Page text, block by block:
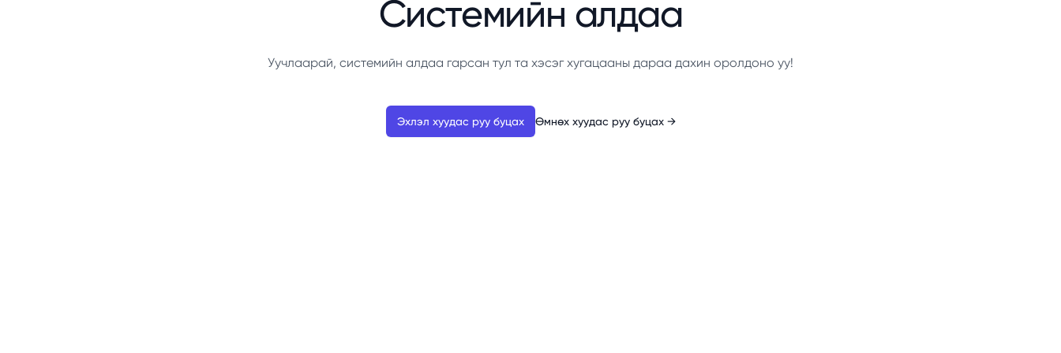
Системийн алдаа
Уучлаарай, системийн алдаа гарсан тул та хэсэг хугацааны дараа дахин оролдоно уу!
Эхлэл хуудас руу буцах Өмнөх хуудас руу буцах →